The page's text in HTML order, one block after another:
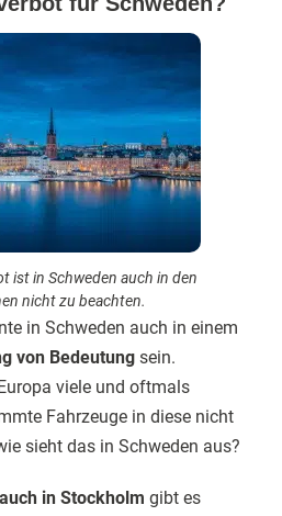
ist in Schweden auch in den
nicht zu beachten.
in Schweden auch in einem
von Bedeutung sein.
viele und oftmals
Fahrzeuge in diese nicht
sieht das in Schweden aus?
in Stockholm gibt es